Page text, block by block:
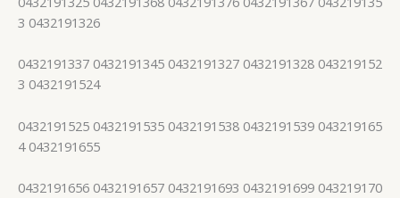
3 0432191326
0432191337 0432191345 0432191327 0432191328 043219152
3 0432191524
0432191525 0432191535 0432191538 0432191539 043219165
4 0432191655
0432191656 0432191657 0432191693 0432191699 043219170